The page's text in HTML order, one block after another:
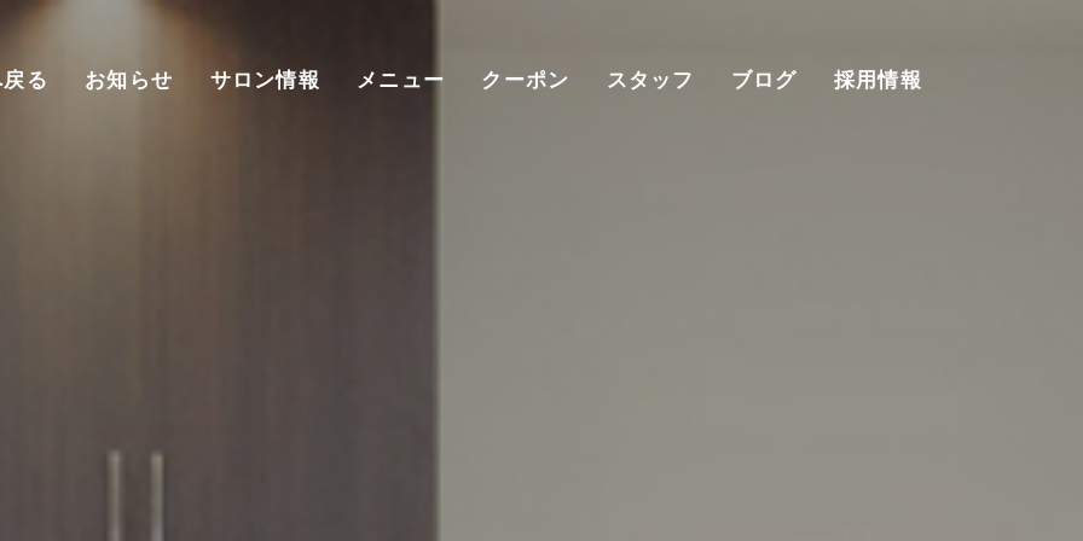
る お知らせ サロン情報 メニュー クーポン スタッフ ブログ 採用情報